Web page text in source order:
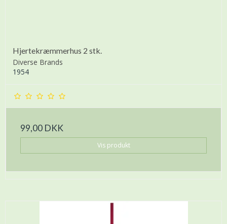
Hjertekræmmerhus 2 stk.
Diverse Brands
1954
99,00 DKK
Vis produkt